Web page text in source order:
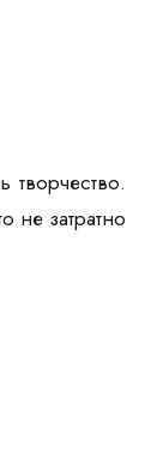
не затратно